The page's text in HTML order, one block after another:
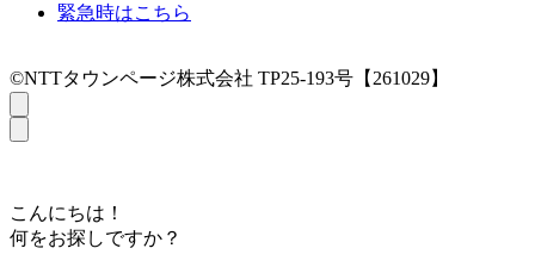
緊急時はこちら
©NTTタウンページ株式会社 TP25-193号【261029】
こんにちは！
何をお探しですか？